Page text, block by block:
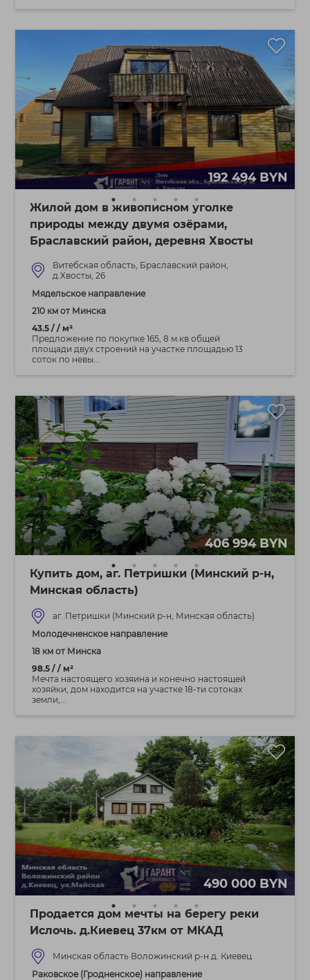
192 494 BYN
Жилой дом в живописном уголке
природы между двумя озёрами,
Браславский район, деревня Хвосты
Витебская область, Браславский район,
д.Хвосты, 26
Мядельское направление
210 км от Минска
43.5 / / м²
Предложение по покупке 165, 8 м.кв общей
площади двух строений на участке площадью 13
соток по невы...
406 994 BYN
Купить дом, аг. Петришки (Минский р-н,
Минская область)
аг. Петришки (Минский р-н, Минская область)
Молодечненское направление
18 км от Минска
98.5 / / м²
Мечта настоящего хозяина и конeчно настоящей
хозяйки, дом находится на участке 18-ти сотоках
земли,...
490 000 BYN
Продается дом мечты на берегу реки
Ислочь. д.Киевец 37км от МКАД
Минская область Воложинский р-н д. Киевец
Раковское (Гродненское) направление